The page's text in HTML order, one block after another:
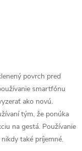
povrch pred
smartfónu
ako novú.
tým, že ponúka
na gestá. Používanie
také príjemné.